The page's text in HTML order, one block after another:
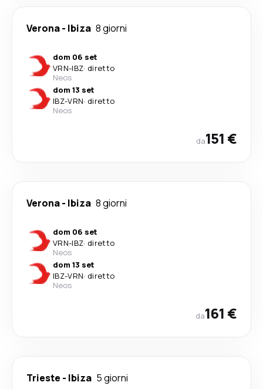
Verona- Ibiza 8 giorni
dom 06 set
VRN-IBZ· diretto
Neos
dom 13 set
IBZ-VRN· diretto
Neos
da151 €
Verona- Ibiza 8 giorni
dom 06 set
VRN-IBZ· diretto
Neos
dom 13 set
IBZ-VRN· diretto
Neos
da161 €
Trieste - Ibiza 5 giorni